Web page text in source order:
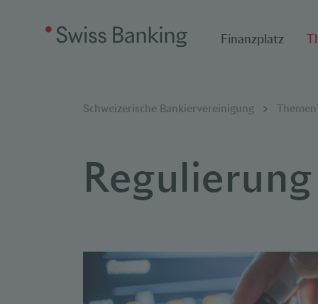
Finanzplatz
Sie befinden sich hier:
Schweizerische Bankiervereinigung Themen